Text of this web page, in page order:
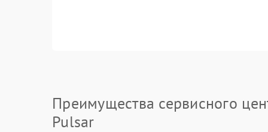
Преимущества сервисного
Pulsar